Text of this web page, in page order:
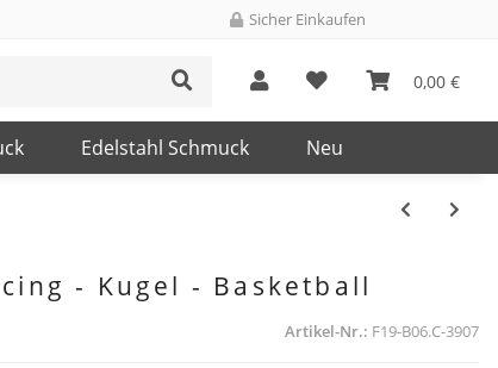
Sicher Einkaufen
0,00 €
Edelstahl Schmuck Neu
- Kugel - Basketball
Artikel-Nr.: F19-B06.C-3907